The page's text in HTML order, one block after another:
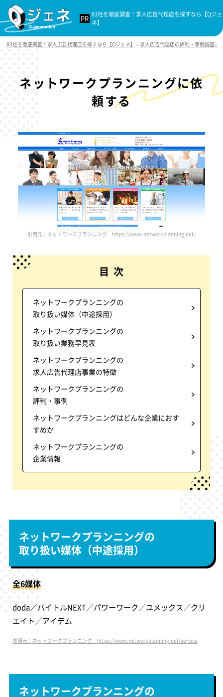
83社を徹底調査！求人広告代理店を探すなら【Qジェ
ネ】
83社を徹底調査！求人広告代理店を探すなら【Qジェネ】 »求人広告代理店の評判・事例調査ま
ネットワークプランニングに依
頼する
引用元：ネットワークプランニング https://www.networkplanning.net/
目 次
ネットワークプランニングの
取り扱い媒体（中途採用）
ネットワークプランニングの
取り扱い業務早見表
ネットワークプランニングの
求人広告代理店事業の特徴
ネットワークプランニングの
評判・事例
ネットワークプランニングはどんな企業におす
すめか
ネットワークプランニングの
企業情報
ネットワークプランニングの
取り扱い媒体（中途採用）
全6媒体
doda／バイトルNEXT／パワーワーク／ユメックス／クリ
エイト／アイデム
参照元：ネットワークプランニング https://www.networkplanning.net/service
ネットワークプランニングの